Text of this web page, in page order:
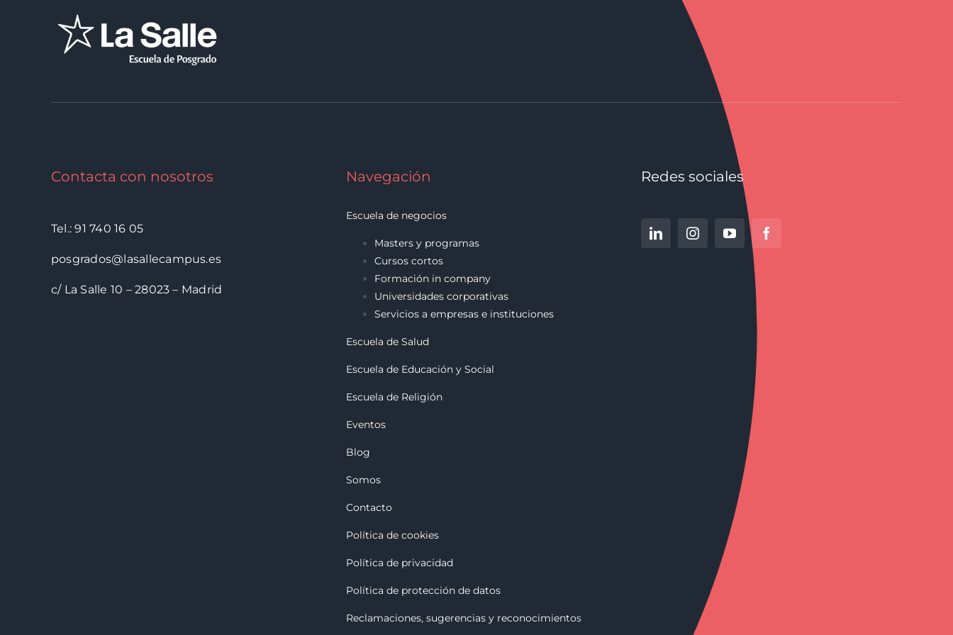
Contacta con nosotros
Tel.: 91 740 16 05
posgrados@lasallecampus.es
c/ La Salle 10 – 28023 – Madrid
Navegación
Escuela de negocios
Masters y programas
Cursos cortos
Formación in company
Universidades corporativas
Servicios a empresas e instituciones
Escuela de Salud
Escuela de Educación y Social
Escuela de Religión
Eventos
Blog
Somos
Contacto
Política de cookies
Política de privacidad
Política de protección de datos
Reclamaciones, sugerencias y reconocimientos
Redes sociales